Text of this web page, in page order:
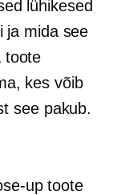
lühikesed
ja mida see
toote
kes võib
see pakub.
uptoote